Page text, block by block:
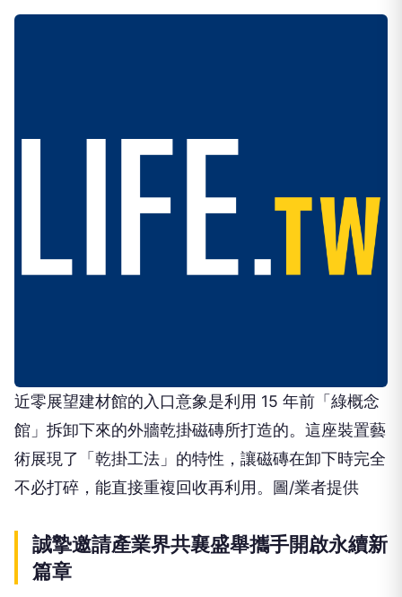
近零展望建材館的入口意象是利用 15 年前「綠概念
館」拆卸下來的外牆乾掛磁磚所打造的。這座裝置藝
術展現了「乾掛工法」的特性，讓磁磚在卸下時完全
不必打碎，能直接重複回收再利用。圖/業者提供
誠摯邀請產業界共襄盛舉攜手開啟永續新
篇章